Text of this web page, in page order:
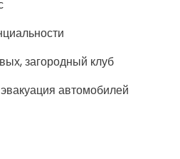
загородный клуб
автомобилей